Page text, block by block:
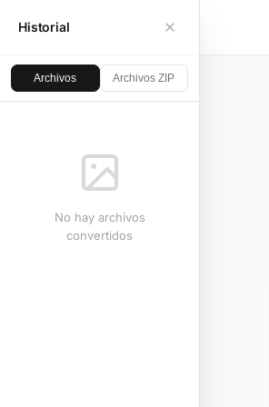
Historial
Archivos Archivos ZIP
No hay archivos
convertidos